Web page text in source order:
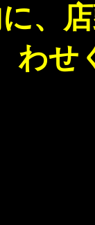
、
わせ